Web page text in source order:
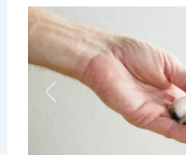
Vorheriges